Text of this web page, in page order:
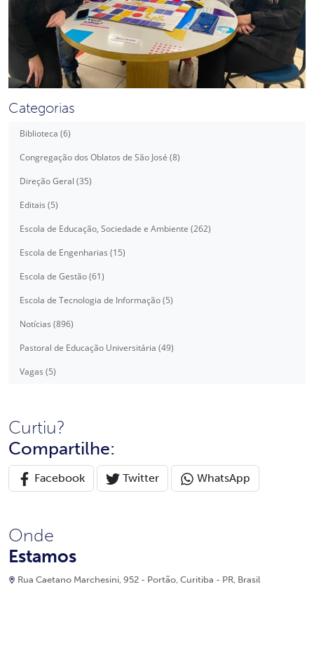
Categorias
Biblioteca (6)
Congregação dos Oblatos de São José (8)
Direção Geral (35)
Editais (5)
Escola de Educação, Sociedade e Ambiente (262)
Escola de Engenharias (15)
Escola de Gestão (61)
Escola de Tecnologia de Informação (5)
Notícias (896)
Pastoral de Educação Universitária (49)
Vagas (5)
Curtiu?
Compartilhe:
Facebook Twitter WhatsApp
Onde
Estamos
Rua Caetano Marchesini, 952 - Portão, Curitiba - PR, Brasil